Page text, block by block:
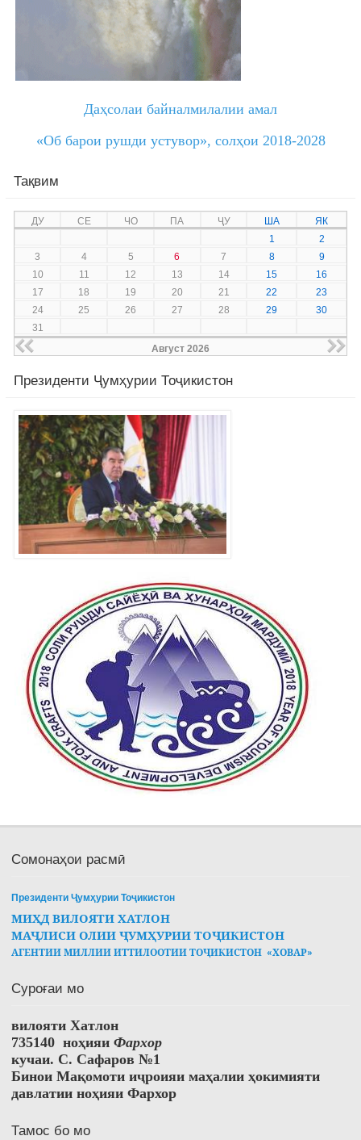
Даҳсолаи байналмилалии амал
«Об барои рушди устувор», солҳои 2018-2028
Тақвим
ДУ СЕ ЧО ПА ҶУ ША
ЯК
1
2
3
4 5 6 7 8
9
10
11 12 13 14 15
16
17
18 19 20 21 22
23
24
25 26 27 28 29
30
31
Август 2026
Президенти Ҷумҳурии Тоҷикистон
Сомонаҳои расмӣ
Президенти Ҷумҳурии Тоҷикистон
МИҲД ВИЛОЯТИ ХАТЛОН
МАҶЛИСИ ОЛИИ ҶУМҲУРИИ ТОҶИКИСТОН
АГЕНТИИ МИЛЛИИ ИТТИЛООТИИ ТОҶИКИСТОН «ХОВАР»
Суроғаи мо
вилояти Хатлон
735140 ноҳияиФархор
кучаи. С. Сафаров №1
Бинои Мақомоти иҷроияи маҳалии ҳокимияти
давлатии ноҳияи Фархор
Тамос бо мо